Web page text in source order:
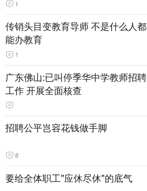
1
传销头目变教育导师 不是什么人都
能办教育
1
广东佛山:已叫停季华中学教师招聘
工作 开展全面核查
招聘公平岂容花钱做手脚
8
要给全体职工"应休尽休"的底气